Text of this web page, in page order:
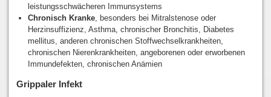
leistungsschwächeren Immunsystems
Chronisch Kranke , besonders bei Mitralstenose oder
Herzinsuffizienz, Asthma, chronischer Bronchitis, Diabetes
mellitus, anderen chronischen Stoffwechselkrankheiten,
chronischen Nierenkrankheiten, angeborenen oder erworbenen
Immundefekten, chronischen Anämien
Grippaler Infekt